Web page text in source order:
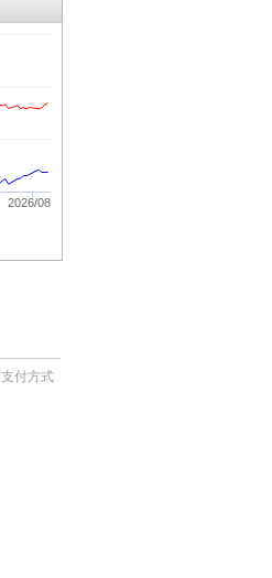
2026/08
支付方式